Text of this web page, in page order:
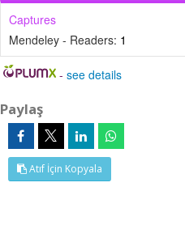
Captures
Mendeley - Readers: 1
-see details
Paylaş
Atıf İçin Kopyala